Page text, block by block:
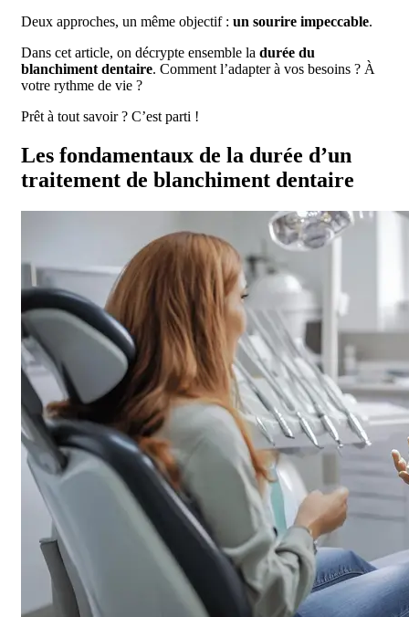
Deux approches, un même objectif : un sourire impeccable.
Dans cet article, on décrypte ensemble la durée du
blanchiment dentaire. Comment l’adapter à vos besoins ? À
votre rythme de vie ?
Prêt à tout savoir ? C’est parti !
Les fondamentaux de la durée d’un
traitement de blanchiment dentaire